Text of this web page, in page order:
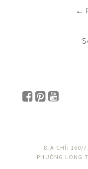
←
ĐỊA CHỈ: 160/
PHƯỜNG LONG